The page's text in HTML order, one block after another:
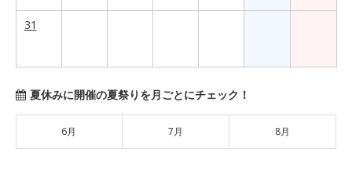
31
夏休みに開催の夏祭りを月ごとにチェック！
6月 7月 8月